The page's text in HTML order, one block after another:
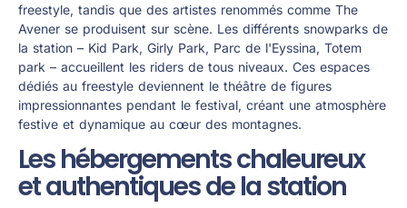
freestyle, tandis que des artistes renommés comme The
Avener se produisent sur scène. Les différents snowparks de
la station – Kid Park, Girly Park, Parc de l'Eyssina, Totem
park – accueillent les riders de tous niveaux. Ces espaces
dédiés au freestyle deviennent le théâtre de figures
impressionnantes pendant le festival, créant une atmosphère
festive et dynamique au cœur des montagnes.
Les hébergements chaleureux
et authentiques de la station